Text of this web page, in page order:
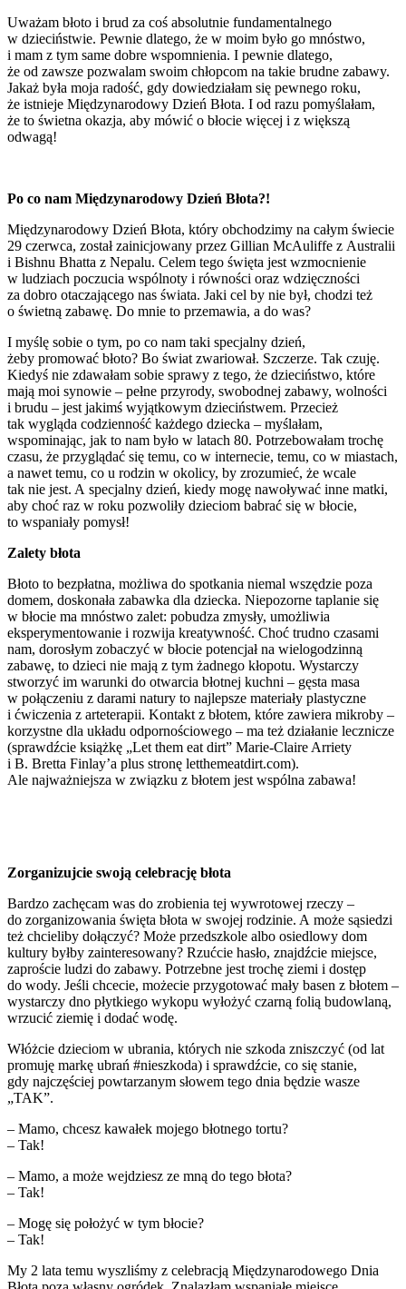
Uważam błoto i brud za coś absolutnie fundamentalnego
w dzieciństwie. Pewnie dlatego, że w moim było go mnóstwo,
i mam z tym same dobre wspomnienia. I pewnie dlatego,
że od zawsze pozwalam swoim chłopcom na takie brudne zabawy.
Jakaż była moja radość, gdy dowiedziałam się pewnego roku,
że istnieje Międzynarodowy Dzień Błota. I od razu pomyślałam,
że to świetna okazja, aby mówić o błocie więcej i z większą
odwagą!
Po co nam Międzynarodowy Dzień Błota?!
Międzynarodowy Dzień Błota, który obchodzimy na całym świecie
29 czerwca, został zainicjowany przez Gillian McAuliffe z Australii
i Bishnu Bhatta z Nepalu. Celem tego święta jest wzmocnienie
w ludziach poczucia wspólnoty i równości oraz wdzięczności
za dobro otaczającego nas świata. Jaki cel by nie był, chodzi też
o świetną zabawę. Do mnie to przemawia, a do was?
I myślę sobie o tym, po co nam taki specjalny dzień,
żeby promować błoto? Bo świat zwariował. Szczerze. Tak czuję.
Kiedyś nie zdawałam sobie sprawy z tego, że dzieciństwo, które
mają moi synowie – pełne przyrody, swobodnej zabawy, wolności
i brudu – jest jakimś wyjątkowym dzieciństwem. Przecież
tak wygląda codzienność każdego dziecka – myślałam,
wspominając, jak to nam było w latach 80. Potrzebowałam trochę
czasu, że przyglądać się temu, co w internecie, temu, co w miastach,
a nawet temu, co u rodzin w okolicy, by zrozumieć, że wcale
tak nie jest. A specjalny dzień, kiedy mogę nawoływać inne matki,
aby choć raz w roku pozwoliły dzieciom babrać się w błocie,
to wspaniały pomysł!
Zalety błota
Błoto to bezpłatna, możliwa do spotkania niemal wszędzie poza
domem, doskonała zabawka dla dziecka. Niepozorne taplanie się
w błocie ma mnóstwo zalet: pobudza zmysły, umożliwia
eksperymentowanie i rozwija kreatywność. Choć trudno czasami
nam, dorosłym zobaczyć w błocie potencjał na wielogodzinną
zabawę, to dzieci nie mają z tym żadnego kłopotu. Wystarczy
stworzyć im warunki do otwarcia błotnej kuchni – gęsta masa
w połączeniu z darami natury to najlepsze materiały plastyczne
i ćwiczenia z arteterapii. Kontakt z błotem, które zawiera mikroby –
korzystne dla układu odpornościowego – ma też działanie lecznicze
(sprawdźcie książkę „Let them eat dirt” Marie-Claire Arriety
i B. Bretta Finlay’a plus stronę letthemeatdirt.com).
Ale najważniejsza w związku z błotem jest wspólna zabawa!
Zorganizujcie swoją celebrację błota
Bardzo zachęcam was do zrobienia tej wywrotowej rzeczy –
do zorganizowania święta błota w swojej rodzinie. A może sąsiedzi
też chcieliby dołączyć? Może przedszkole albo osiedlowy dom
kultury byłby zainteresowany? Rzućcie hasło, znajdźcie miejsce,
zaproście ludzi do zabawy. Potrzebne jest trochę ziemi i dostęp
do wody. Jeśli chcecie, możecie przygotować mały basen z błotem –
wystarczy dno płytkiego wykopu wyłożyć czarną folią budowlaną,
wrzucić ziemię i dodać wodę.
Włóżcie dzieciom w ubrania, których nie szkoda zniszczyć (od lat
promuję markę ubrań #nieszkoda) i sprawdźcie, co się stanie,
gdy najczęściej powtarzanym słowem tego dnia będzie wasze
„TAK”.
– Mamo, chcesz kawałek mojego błotnego tortu?
– Tak!
– Mamo, a może wejdziesz ze mną do tego błota?
– Tak!
– Mogę się położyć w tym błocie?
– Tak!
My 2 lata temu wyszliśmy z celebracją Międzynarodowego Dnia